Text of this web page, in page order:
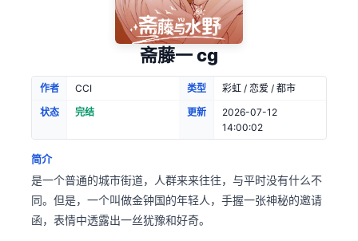
斋藤一 cg
作者 CCI 类型
彩虹 / 恋爱 / 都市
状态
完结 更新
2026-07-12
14:00:02
简介
是一个普通的城市街道，人群来来往往，与平时没有什么不
同。但是，一个叫做金钟国的年轻人，手握一张神秘的邀请
函，表情中透露出一丝犹豫和好奇。